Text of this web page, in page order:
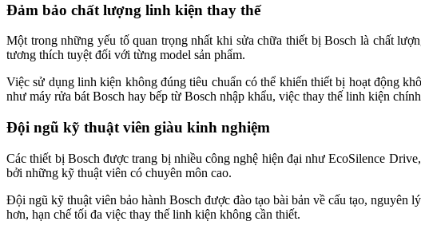
Đảm bảo chất lượng linh kiện thay thế
Một trong những yếu tố quan trọng nhất khi sửa chữa thiết bị Bosch là chất
tương thích tuyệt đối với từng model sản phẩm.
Việc sử dụng linh kiện không đúng tiêu chuẩn có thể khiến thiết bị hoạt động
như máy rửa bát Bosch hay bếp từ Bosch nhập khẩu, việc thay thế linh kiện
Đội ngũ kỹ thuật viên giàu kinh nghiệm
Các thiết bị Bosch được trang bị nhiều công nghệ hiện đại như EcoSilence
bởi những kỹ thuật viên có chuyên môn cao.
Đội ngũ kỹ thuật viên bảo hành Bosch được đào tạo bài bản về cấu tạo,
hơn, hạn chế tối đa việc thay thế linh kiện không cần thiết.